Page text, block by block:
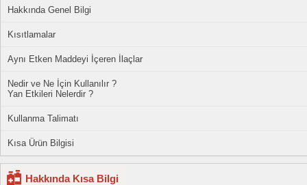
Hakkında Genel Bilgi
Kısıtlamalar
Aynı Etken Maddeyi İçeren İlaçlar
Nedir ve Ne İçin Kullanılır ?
Yan Etkileri Nelerdir ?
Kullanma Talimatı
Kısa Ürün Bilgisi
Hakkında Kısa Bilgi